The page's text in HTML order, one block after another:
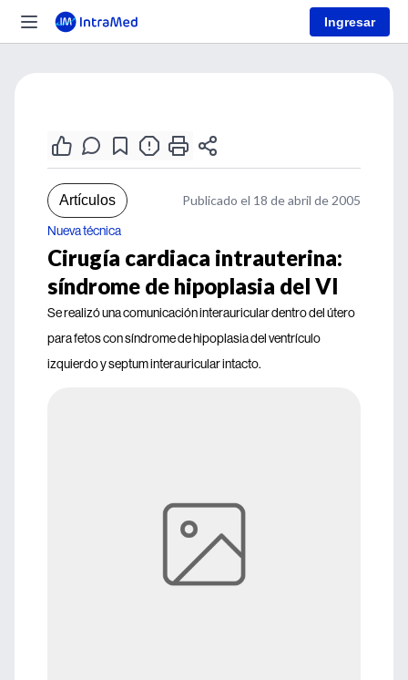
Ingresar
Artículos Publicado el 18 de abril de 2005
Nueva técnica
Cirugía cardiaca intrauterina:
síndrome de hipoplasia del VI
Se realizó una comunicación interauricular dentro del útero
para fetos con síndrome de hipoplasia del ventrículo
izquierdo y septum interauricular intacto.